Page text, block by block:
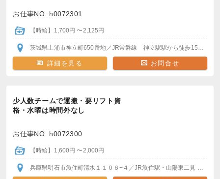
お仕事NO. h0072301
【時給】1,700円 〜2,125円
茨城県土浦市神立町650番地／JR常磐線 神立駅駅から徒歩15分
詳細を見る お問合せ
少人数チームで運搬・要リフト資
格・水曜は時間外なし
お仕事NO. h0072300
【時給】1,600円 〜2,000円
兵庫県明石市魚住町清水１１０６−４ ／JR魚住駅・山陽東二見 各駅か